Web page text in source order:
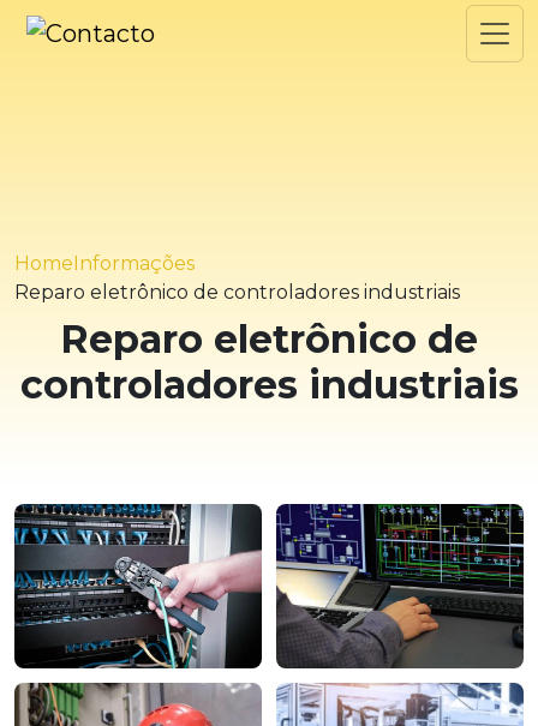
HomeInformações
Reparo eletrônico de controladores industriais
Reparo eletrônico de
controladores industriais